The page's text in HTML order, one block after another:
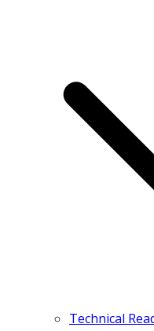
Technical